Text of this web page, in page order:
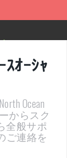
！
開催決定！
ｽｵｰｼｬ
Ocean
からスク
全般サポ
ご連絡を